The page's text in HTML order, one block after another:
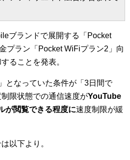
ブランドで展開する「Pocket
プラン「Pocket WiFiプラン2」向
ることを発表。
となっていた条件が「3日間で
限状態での通信速度がYouTube
が閲覧できる程度に速度制限が緩
以下より。